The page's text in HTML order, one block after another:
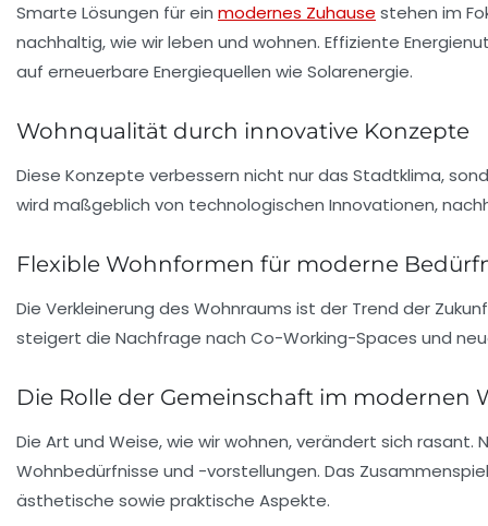
Smarte Lösungen für ein modernes Zuhause stehen im
nachhaltig, wie wir leben und wohnen. Effiziente
auf erneuerbare Energiequellen wie Solarenergie.
Wohnqualität durch innovative Konzepte
Diese Konzepte verbessern nicht nur das Stadtklima,
wird maßgeblich von technologischen Innovationen,
Flexible Wohnformen für moderne
Die Verkleinerung des Wohnraums ist der Trend der
steigert die Nachfrage nach Co-Working-Spaces und
Die Rolle der Gemeinschaft im modernen
Die Art und Weise, wie wir wohnen, verändert sich
Wohnbedürfnisse und -vorstellungen. Das
ästhetische sowie praktische Aspekte.